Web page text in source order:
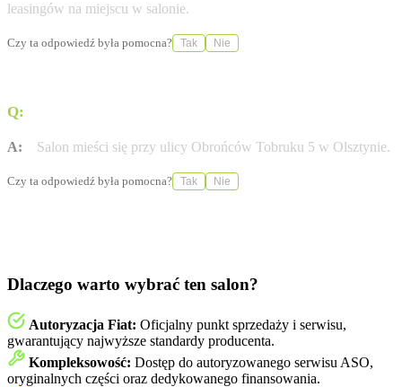
leasingów na miejscu w salonie.
Czy ta odpowiedź była pomocna? Tak Nie
Q:
A: Salon mieści się przy ulicy Obrońców Tobruku 5 w Olsztynie.
Czy ta odpowiedź była pomocna? Tak Nie
Dlaczego warto wybrać ten salon?
Autoryzacja Fiat: Oficjalny punkt sprzedaży i serwisu,
gwarantujący najwyższe standardy producenta.
Kompleksowość: Dostęp do autoryzowanego serwisu ASO,
oryginalnych części oraz dedykowanego finansowania.